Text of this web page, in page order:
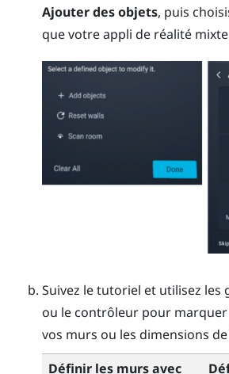
Ajouter des objets, puis
que votre appli de réalité
Suivez le tutoriel et utilisez les
ou le contrôleur pour
vos murs ou les dimensions
Définir les murs avec